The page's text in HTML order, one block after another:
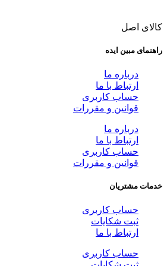
کالای اصل
راهنمای مبین ایده
درباره ما
ارتباط با ما
حساب کاربری
قوانین و مقررات
درباره ما
ارتباط با ما
حساب کاربری
قوانین و مقررات
خدمات مشتریان
حساب کاربری
ثبت شکایات
ارتباط با ما
حساب کاربری